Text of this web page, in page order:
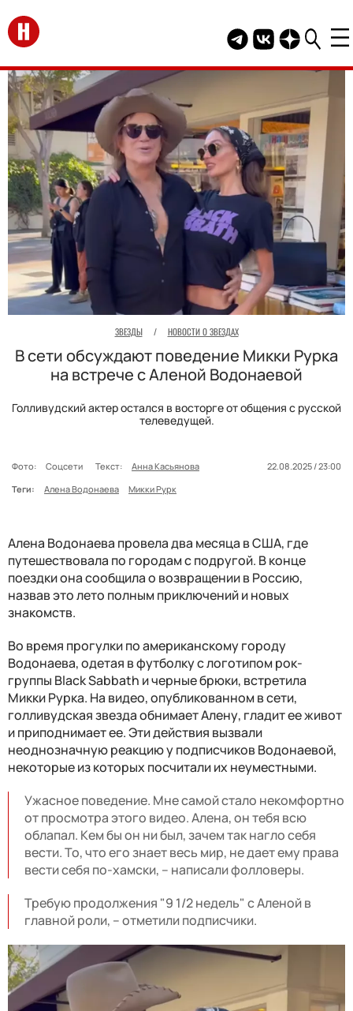
Перейти на главную
Telegram канал
Группа HELLO
Канал
ЗВЕЗДЫ / НОВОСТИ О ЗВЕЗДАХ
В сети обсуждают поведение Микки Рурка
на встрече с Аленой Водонаевой
Голливудский актер остался в восторге от общения с русской
телеведущей.
Фото: Соцсети Текст: Анна Касьянова
22.08.2025 / 23:00
Теги:
Алена Водонаева Микки Рурк
Алена Водонаева провела два месяца в США, где
путешествовала по городам с подругой. В конце
поездки она сообщила о возвращении в Россию,
назвав это лето полным приключений и новых
знакомств.
Во время прогулки по американскому городу
Водонаева, одетая в футболку с логотипом рок-
группы Black Sabbath и черные брюки, встретила
Микки Рурка. На видео, опубликованном в сети,
голливудская звезда обнимает Алену, гладит ее живот
и приподнимает ее. Эти действия вызвали
неоднозначную реакцию у подписчиков Водонаевой,
некоторые из которых посчитали их неуместными.
Ужасное поведение. Мне самой стало некомфортно
от просмотра этого видео. Алена, он тебя всю
облапал. Кем бы он ни был, зачем так нагло себя
вести. То, что его знает весь мир, не дает ему права
вести себя по-хамски, – написали фолловеры.
Требую продолжения "9 1/2 недель" с Аленой в
главной роли, – отметили подписчики.